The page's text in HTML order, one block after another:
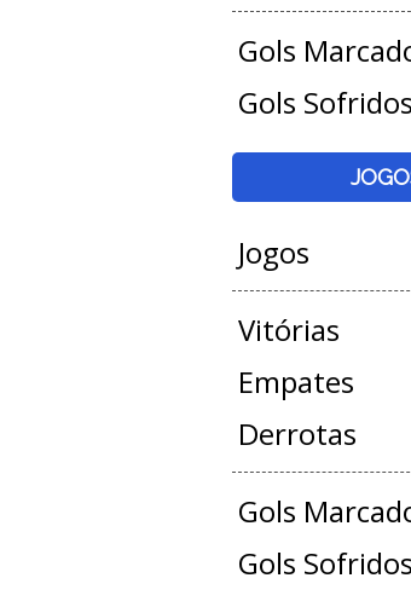
Gols
Gols Sofridos
Jogos
Vitórias
Empates
Derrotas
Gols
Gols Sofridos